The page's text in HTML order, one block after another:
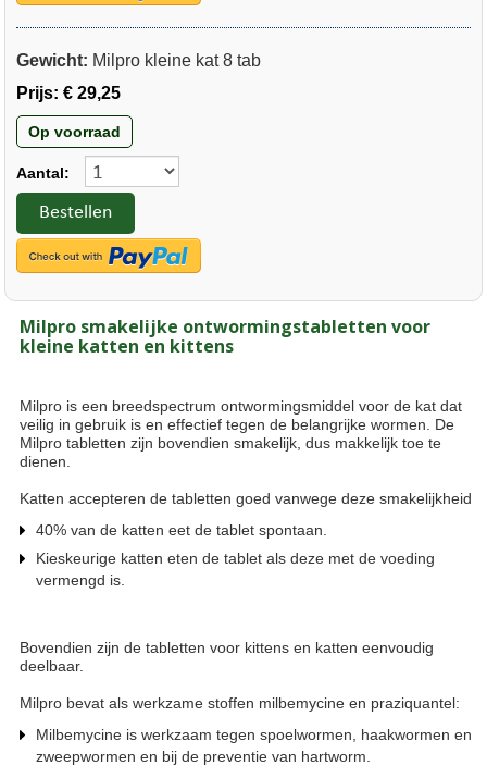
Gewicht: Milpro kleine kat 8 tab
Prijs: € 29,25
Op voorraad
Aantal:
Bestellen
Milpro smakelijke ontwormingstabletten voor
kleine katten en kittens
Milpro is een breedspectrum ontwormingsmiddel voor de kat dat
veilig in gebruik is en effectief tegen de belangrijke wormen. De
Milpro tabletten zijn bovendien smakelijk, dus makkelijk toe te
dienen.
Katten accepteren de tabletten goed vanwege deze smakelijkheid
40% van de katten eet de tablet spontaan.
Kieskeurige katten eten de tablet als deze met de voeding
vermengd is.
Bovendien zijn de tabletten voor kittens en katten eenvoudig
deelbaar.
Milpro bevat als werkzame stoffen milbemycine en praziquantel:
Milbemycine is werkzaam tegen spoelwormen, haakwormen en
zweepwormen en bij de preventie van hartworm.